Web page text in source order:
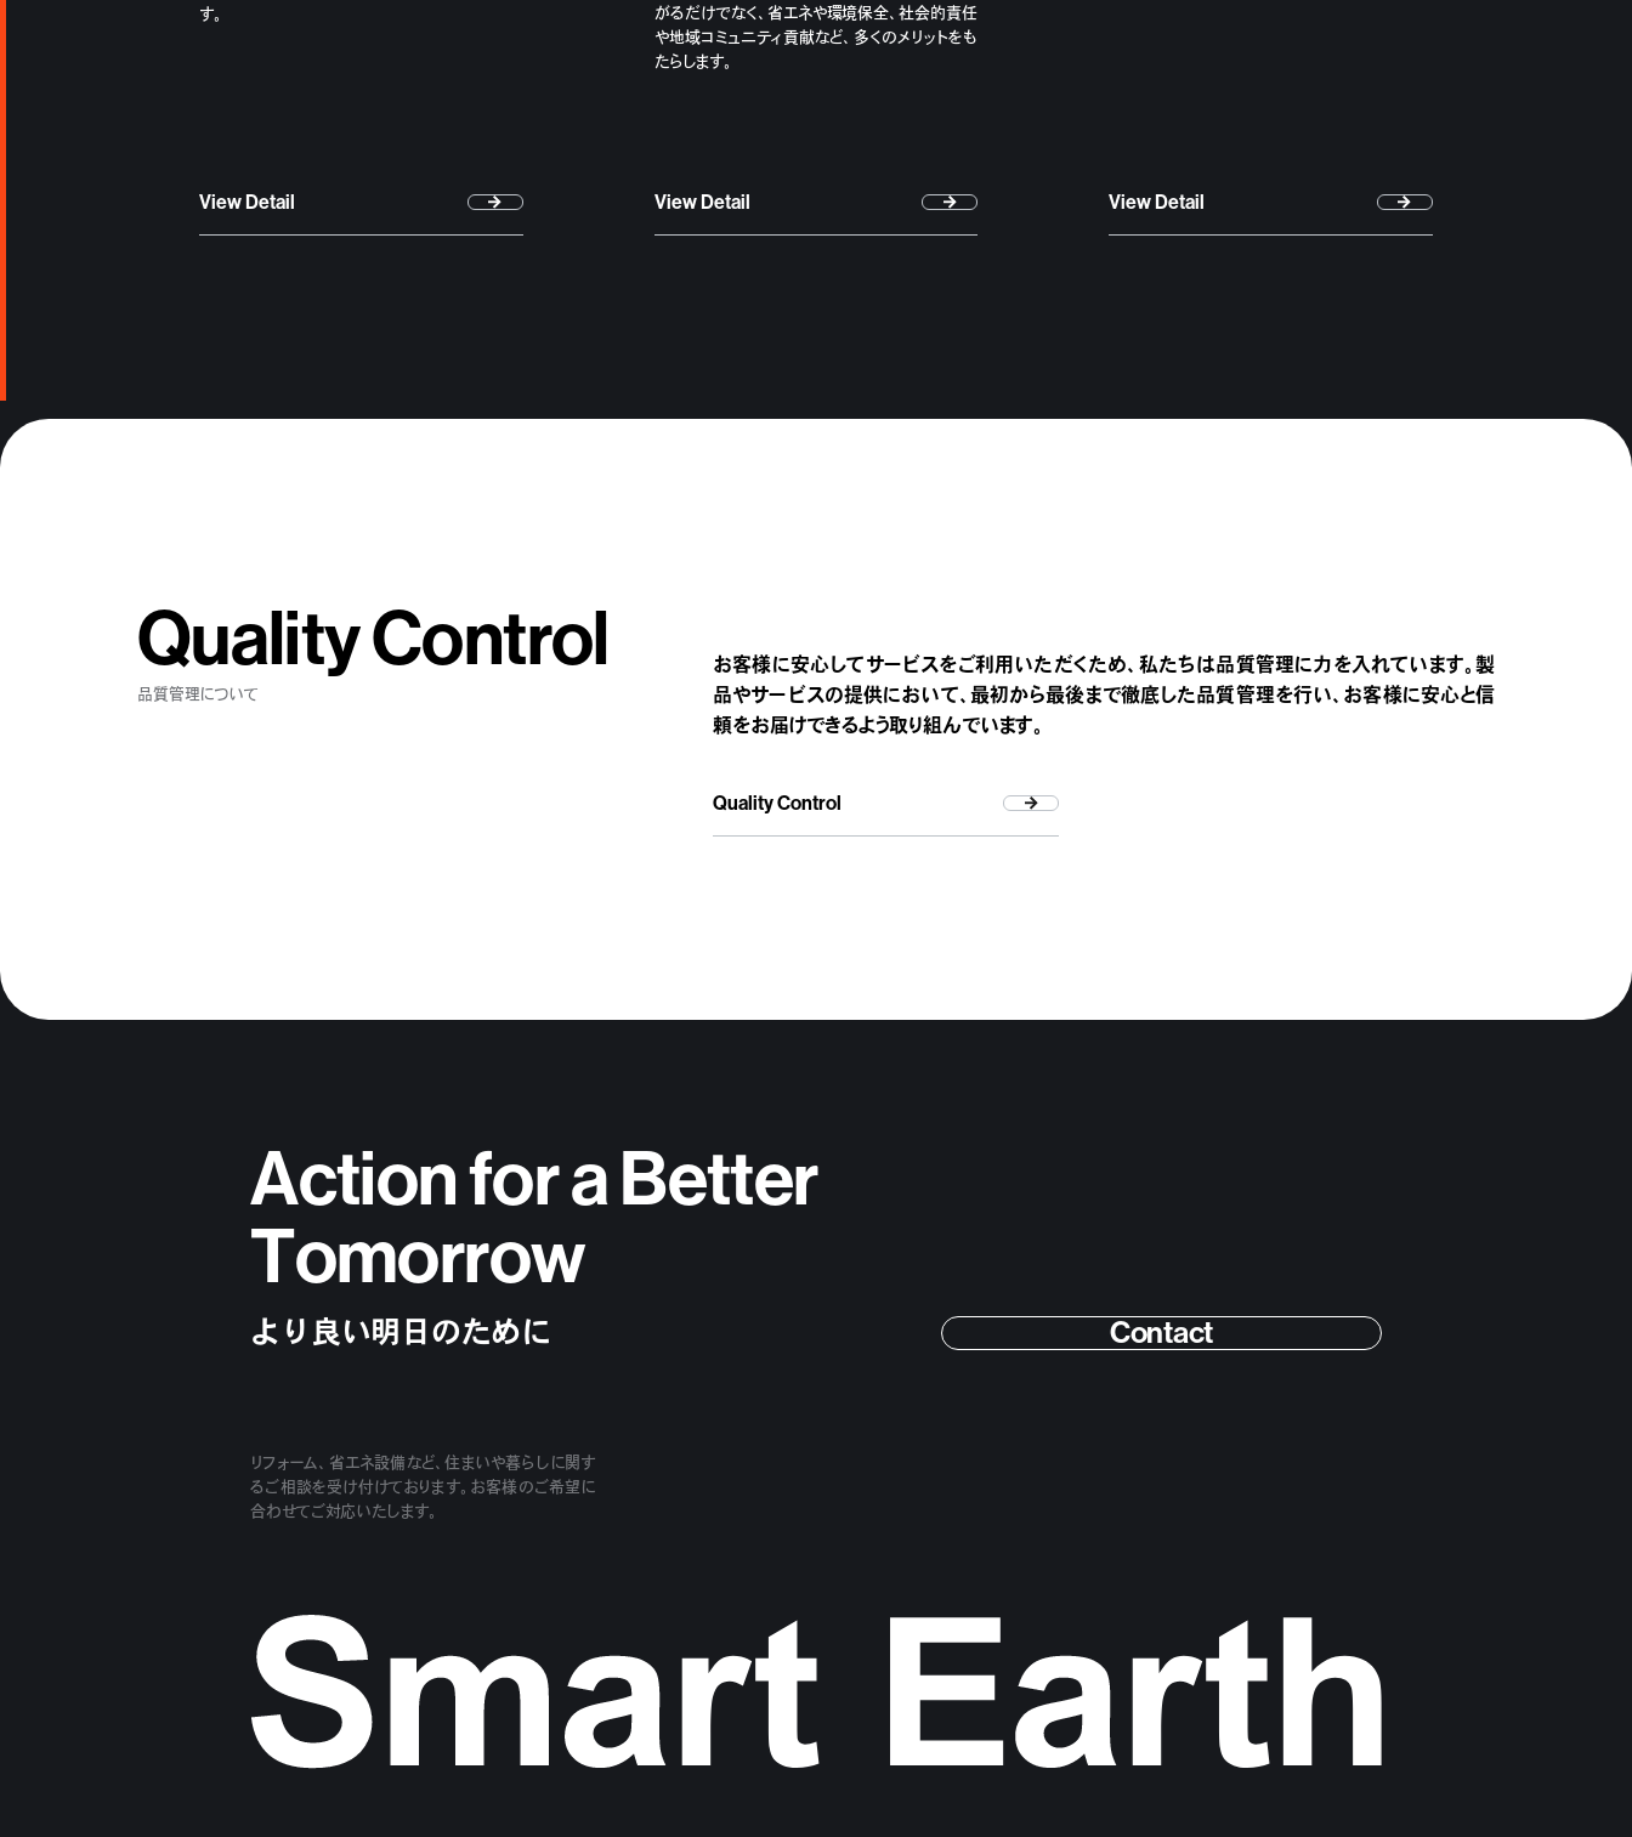
す。
View Detail
がるだけでなく、省エネや環境保全、社会的責任
や地域コミュニティ貢献など、多くのメリットをも
たらします。
View Detail View Detail
Quality Control
品質管理について
お客様に安心してサービスをご利用いただくため、私たちは品質管理に力を入れています。製
品やサービスの提供において、最初から最後まで徹底した品質管理を行い、お客様に安心と信
頼をお届けできるよう取り組んでいます。
Quality Control
Action for a Better
Tomorrow
より良い明日のために
リフォーム、省エネ設備など、住まいや暮らしに関す
るご相談を受け付けております。お客様のご希望に
合わせてご対応いたします。
Contact